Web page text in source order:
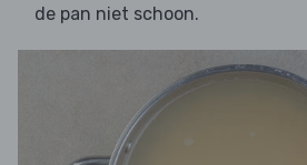
de pan niet schoon.